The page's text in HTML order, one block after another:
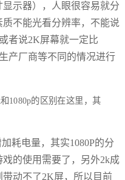
示器），人眼很容易就分
不能光看分辨率，不能说
者说2K屏幕就一定比
产厂商等不同的情况进行
耗电量，其实1080P的分
的使用需要了，另外2k成
动不了2K屏，所以目前